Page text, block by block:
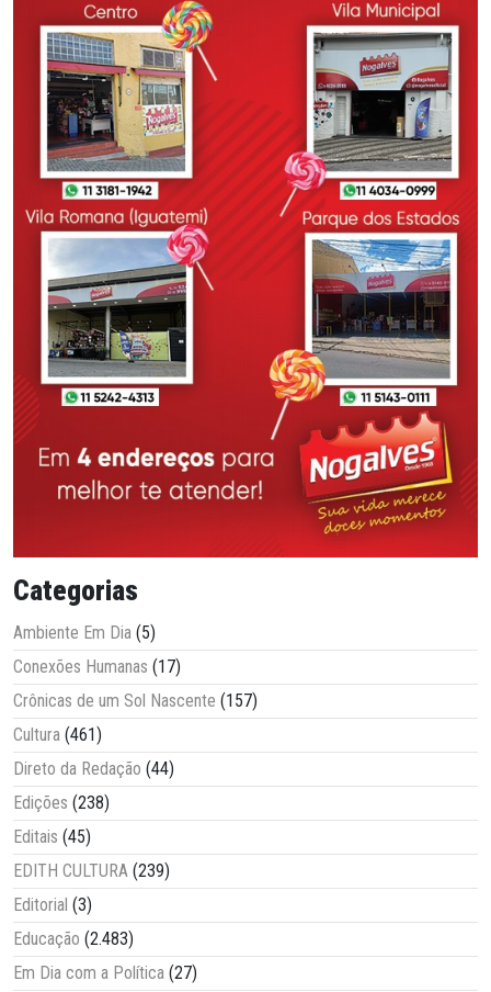
Categorias
Ambiente Em Dia (5)
Conexões Humanas (17)
Crônicas de um Sol Nascente (157)
Cultura (461)
Direto da Redação (44)
Edições (238)
Editais (45)
EDITH CULTURA (239)
Editorial (3)
Educação (2.483)
Em Dia com a Política (27)